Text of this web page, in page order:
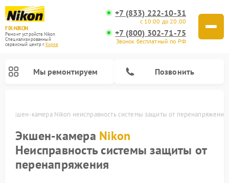
FIX-NIKON
Ремонт устройств Nikon
Специализированный
cервисный центр г.Киров
+7 (833) 222-10-31
с 10:00 до 20:00
+7 (800) 302-71-75
Звонок бесплатный по РФ
Мы ремонтируем Позвонить
Экшен-камера Nikon неисправность системы защиты от перенапряжения
Экшен-камера Nikon
Неисправность системы защиты от
перенапряжения